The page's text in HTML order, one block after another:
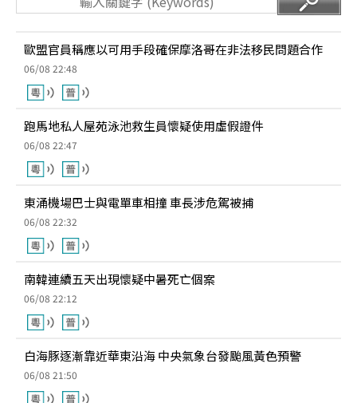
歐盟官員稱應以可用手段確保摩洛哥在非法移民問題合作
06/08 22:48
跑馬地私人屋苑泳池救生員懷疑使用虛假證件
06/08 22:47
東涌機場巴士與電單車相撞 車長涉危駕被捕
06/08 22:32
南韓連續五天出現懷疑中暑死亡個案
06/08 22:12
白海豚逐漸靠近華東沿海 中央氣象台發颱風黃色預警
06/08 21:50